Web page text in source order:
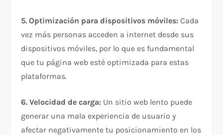
5. Optimización para dispositivos móviles: Cada
vez más personas acceden a internet desde sus
dispositivos móviles, por lo que es fundamental
que tu página web esté optimizada para estas
plataformas.
6. Velocidad de carga: Un sitio web lento puede
generar una mala experiencia de usuario y
afectar negativamente tu posicionamiento en los